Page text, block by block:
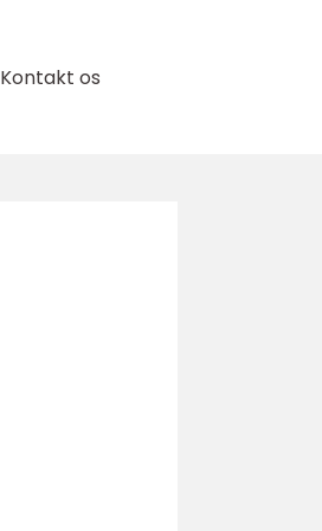
Kontakt os